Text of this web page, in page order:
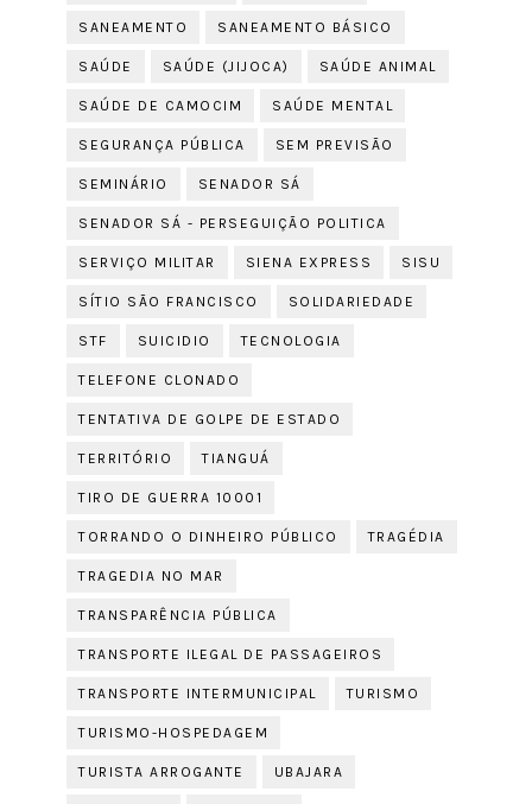
SANEAMENTO SANEAMENTO BÁSICO
SAÚDE SAÚDE (JIJOCA) SAÚDE ANIMAL
SAÚDE DE CAMOCIM SAÚDE MENTAL
SEGURANÇA PÚBLICA SEM PREVISÃO
SEMINÁRIO SENADOR SÁ
SENADOR SÁ - PERSEGUIÇÃO POLITICA
SERVIÇO MILITAR SIENA EXPRESS SISU
SÍTIO SÃO FRANCISCO SOLIDARIEDADE
STF SUICIDIO TECNOLOGIA
TELEFONE CLONADO
TENTATIVA DE GOLPE DE ESTADO
TERRITÓRIO TIANGUÁ
TIRO DE GUERRA 10001
TORRANDO O DINHEIRO PÚBLICO TRAGÉDIA
TRAGEDIA NO MAR
TRANSPARÊNCIA PÚBLICA
TRANSPORTE ILEGAL DE PASSAGEIROS
TRANSPORTE INTERMUNICIPAL TURISMO
TURISMO-HOSPEDAGEM
TURISTA ARROGANTE UBAJARA